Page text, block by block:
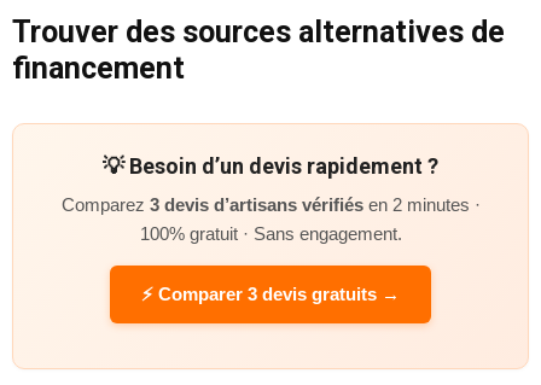
Trouver des sources alternatives de
financement
💡 Besoin d’un devis rapidement ?
Comparez 3 devis d’artisans vérifiésen 2 minutes ·
100% gratuit · Sans engagement.
⚡ Comparer 3 devis gratuits →